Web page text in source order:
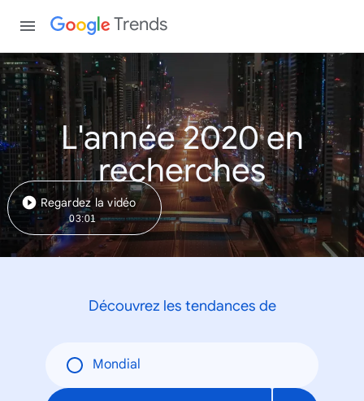
Trends
L'année 2020 en
recherches
Regardez la vidéo
03:01
Découvrez les tendances de
Mondial